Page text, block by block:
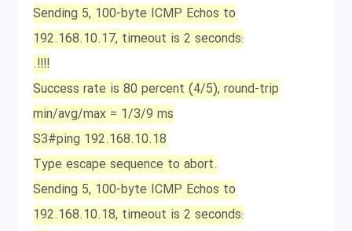
Sending 5, 100-byte ICMP Echos to
192.168.10.17, timeout is 2 seconds:
.!!!!
Success rate is 80 percent (4/5), round-trip
min/avg/max = 1/3/9 ms
S3#ping 192.168.10.18
Type escape sequence to abort.
Sending 5, 100-byte ICMP Echos to
192.168.10.18, timeout is 2 seconds: